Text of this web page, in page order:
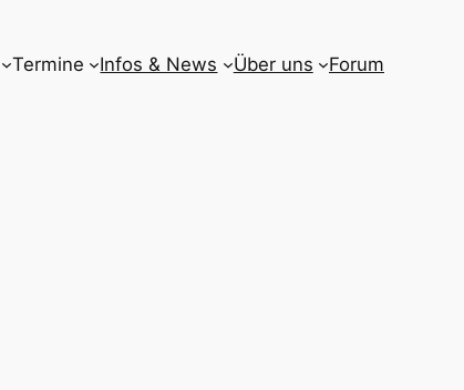
Termine Infos & News Über uns Forum